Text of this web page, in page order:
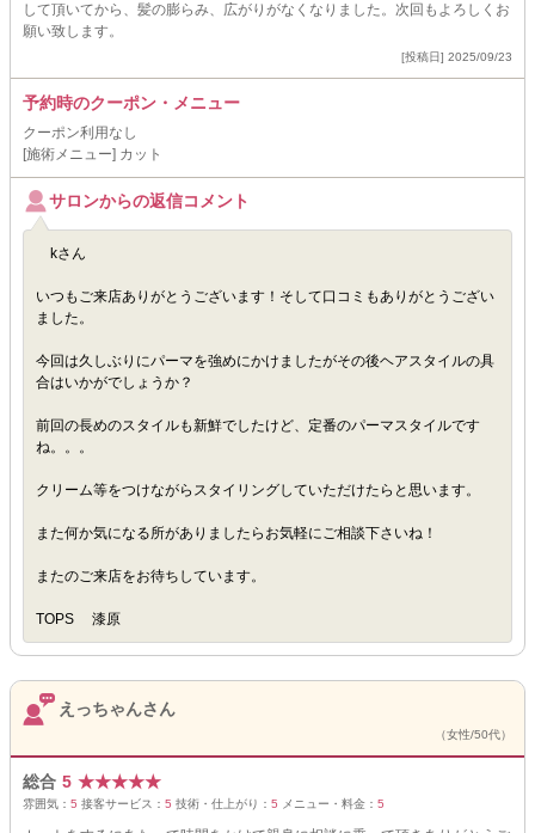
して頂いてから、髪の膨らみ、広がりがなくなりました。次回もよろしくお
願い致します。
[投稿日] 2025/09/23
予約時のクーポン・メニュー
クーポン利用なし
[施術メニュー] カット
サロンからの返信コメント
kさん
いつもご来店ありがとうございます！そして口コミもありがとうござい
ました。
今回は久しぶりにパーマを強めにかけましたがその後ヘアスタイルの具
合はいかがでしょうか？
前回の長めのスタイルも新鮮でしたけど、定番のパーマスタイルです
ね。。。
クリーム等をつけながらスタイリングしていただけたらと思います。
また何か気になる所がありましたらお気軽にご相談下さいね！
またのご来店をお待ちしています。
TOPS 漆原
えっちゃんさん
（女性/50代）
総合 5 ★★★★★
雰囲気： 5 接客サービス： 5 技術・仕上がり： 5 メニュー・料金： 5